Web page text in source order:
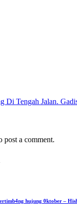
Di Tengah Jalan.
post a comment.
hujung 0ktober –